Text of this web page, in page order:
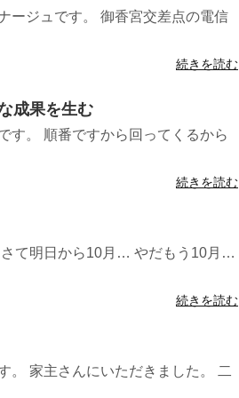
ージュです。 御香宮交差点の電信
続きを読む
成果を生む
す。 順番ですから回ってくるから
続きを読む
さて明日から10月… やだもう10月…
続きを読む
。 家主さんにいただきました。 二